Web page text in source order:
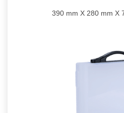
390 mm X 280 mm X